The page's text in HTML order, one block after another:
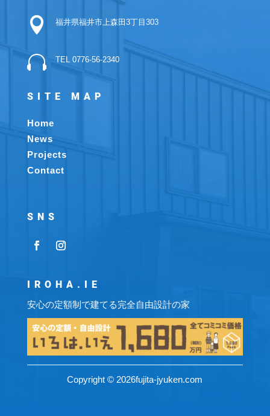
 福井県福井市上森田3丁目303
 TEL 0776-56-2340
SITE MAP
Home
News
Projects
Contact
SNS
IROHA.IE
安心の定額制で建てる完全自由設計の家
Copyright © 2026fujita-jyuken.com